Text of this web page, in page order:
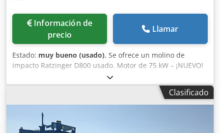
Información de
precio
Llamar
Estado: muy bueno (usado), Se ofrece un molino de
impacto Ratzinger D800 usado. Motor de 75 kW – ¡NUEVO!
Reacondicionado completamente. Piezas de desgaste
reemplazadas. Estructura de acero incluida. Dcodpfxjw H
Clasificado